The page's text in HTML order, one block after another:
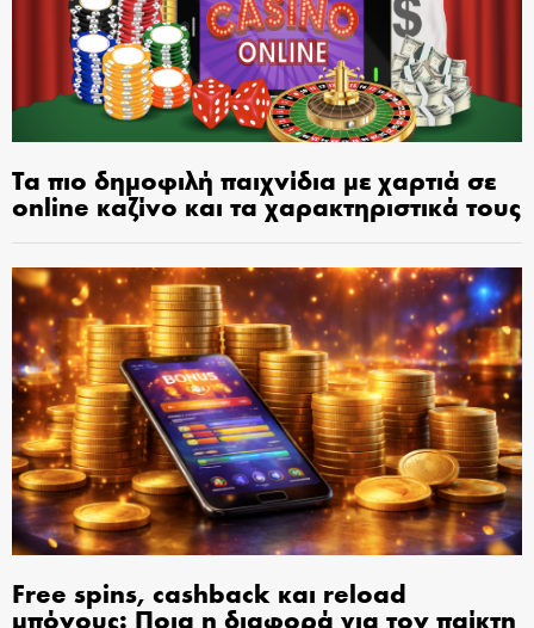
Τα πιο δημοφιλή παιχνίδια με χαρτιά σε
online καζίνο και τα χαρακτηριστικά τους
Free spins, cashback και reload
μπόνους: Ποια η διαφορά για τον παίκτη